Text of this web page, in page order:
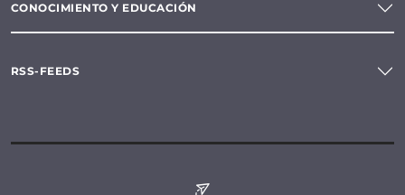
CONOCIMIENTO Y EDUCACIÓN
RSS-FEEDS